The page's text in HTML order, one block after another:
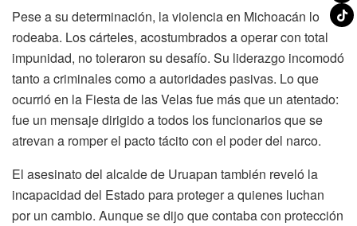
Pese a su determinación, la violencia en Michoacán lo
rodeaba. Los cárteles, acostumbrados a operar con total
impunidad, no toleraron su desafío. Su liderazgo incomodó
tanto a criminales como a autoridades pasivas. Lo que
ocurrió en la Fiesta de las Velas fue más que un atentado:
fue un mensaje dirigido a todos los funcionarios que se
atrevan a romper el pacto tácito con el poder del narco.
El asesinato del alcalde de Uruapan también reveló la
incapacidad del Estado para proteger a quienes luchan
por un cambio. Aunque se dijo que contaba con protección